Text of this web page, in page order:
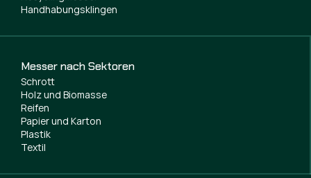
Handhabungsklingen
Messer nach Sektoren
Schrott
Holz und Biomasse
Reifen
Papier und Karton
Plastik
Textil